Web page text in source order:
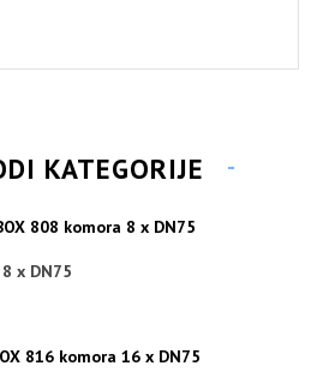
KATEGORIJE
x DN75